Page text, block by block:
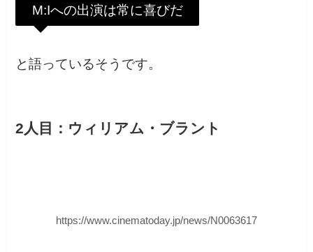
M:Iへの出演は常に喜びだ
と語っているそうです。
2人目：ウィリアム・ブラント
https://www.cinematoday.jp/news/N0063617